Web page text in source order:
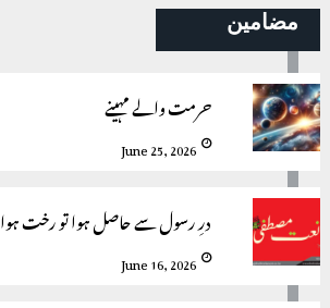
مضامین
حرمت والے مہینے
June 25, 2026
درِ رسول سے حاصل ہوا تو رخت ہوا
June 16, 2026